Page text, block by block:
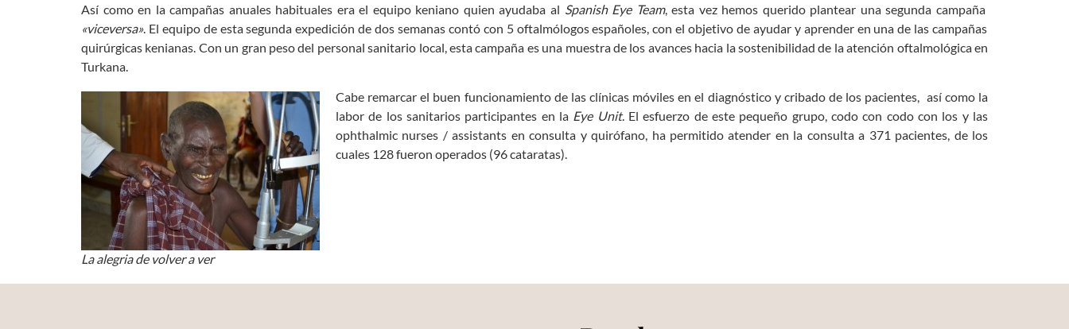
Así como en la campañas anuales habituales era el equipo keniano quien ayudaba al Spanish Eye Team, esta vez hemos querido plantear una segunda campaña
«viceversa». El equipo de esta segunda expedición de dos semanas contó con 5 oftalmólogos españoles, con el objetivo de ayudar y aprender en una de las campañas
quirúrgicas kenianas. Con un gran peso del personal sanitario local, esta campaña es una muestra de los avances hacia la sostenibilidad de la atención oftalmológica en
Turkana.
La alegria de volver a ver
Cabe remarcar el buen funcionamiento de las clínicas móviles en el diagnóstico y cribado de los pacientes, así como la
labor de los sanitarios participantes en la Eye Unit. El esfuerzo de este pequeño grupo, codo con codo con los y las
ophthalmic nurses / assistants en consulta y quirófano, ha permitido atender en la consulta a 371 pacientes, de los
cuales 128 fueron operados (96 cataratas).